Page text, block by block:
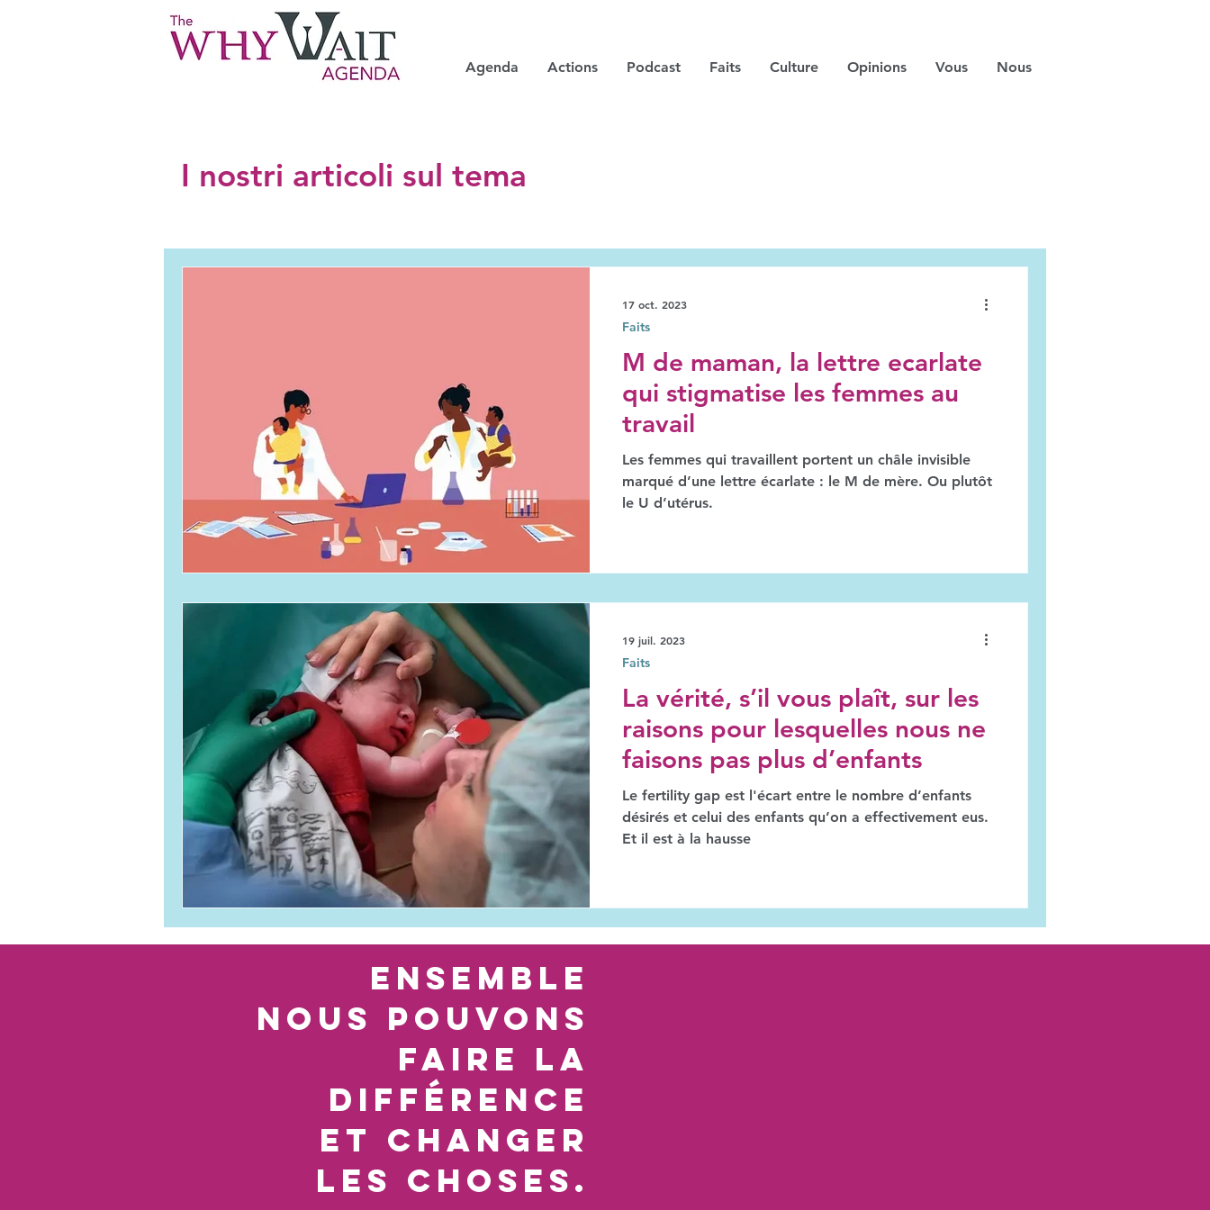
Agenda Actions Podcast Faits Culture Opinions Vous Nous
I nostri articoli sul tema
M de maman, la lettre ecarlate
qui stigmatise les femmes au
travail
Les femmes qui travaillent portent un châle invisible
marqué d’une lettre écarlate : le M de mère. Ou plutôt
le U d’utérus.
Faits
17 oct. 2023
La vérité, s’il vous plaît, sur les
raisons pour lesquelles nous ne
faisons pas plus d’enfants
Le fertility gap est l'écart entre le nombre d’enfants
désirés et celui des enfants qu’on a effectivement eus.
Et il est à la hausse
Faits
19 juil. 2023
ensemble
nous pouvons
faire la
diffÉrence
et changer
les choses.